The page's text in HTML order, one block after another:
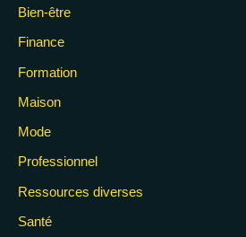
Bien-être
Finance
Formation
Maison
Mode
Professionnel
Ressources diverses
Santé